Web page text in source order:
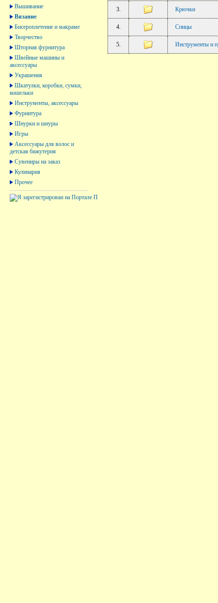
Вышивание
Вязание
Бисероплетение и макраме
Творчество
Шторная фурнитура
Швейные машины и
аксессуары
Украшения
Шкатулки, коробки, сумки,
кошельки
Инструменты, аксессуары
Фурнитура
Шнурки и шнуры
Игры
Аксессуары для волос и
детская бижутерия
Сувениры на заказ
Кулинария
Прочее
3. Крючки
4. Спицы
5. Инструменты и